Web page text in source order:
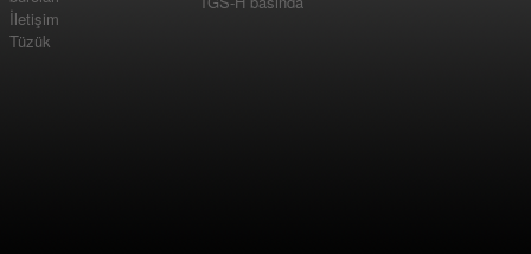
İletişim
Tüzük